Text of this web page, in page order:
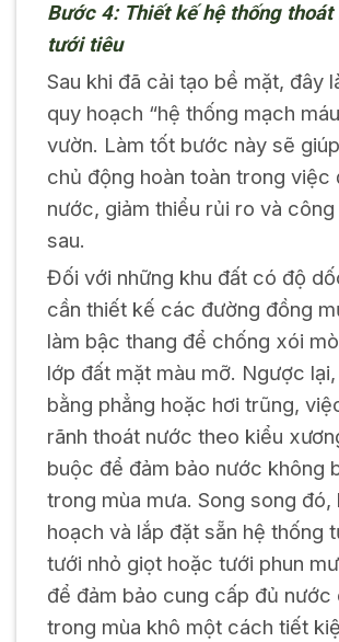
Bước 4: Thiết kế hệ thống thoát
tưới tiêu
Sau khi đã cải tạo bề mặt, đây
quy hoạch “hệ thống mạch
vườn. Làm tốt bước này sẽ
chủ động hoàn toàn trong việc
nước, giảm thiểu rủi ro và
sau.
Đối với những khu đất có độ
cần thiết kế các đường đồng
làm bậc thang để chống xói
lớp đất mặt màu mỡ. Ngược
bằng phẳng hoặc hơi trũng,
rãnh thoát nước theo kiểu
buộc để đảm bảo nước không
trong mùa mưa. Song song đó,
hoạch và lắp đặt sẵn hệ thống
tưới nhỏ giọt hoặc tưới phun
để đảm bảo cung cấp đủ nước
trong mùa khô một cách tiết